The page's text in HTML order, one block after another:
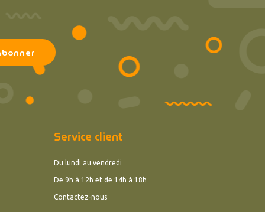
Service client
Du lundi au vendredi
De 9h à 12h et de 14h à 18h
Contactez-nous